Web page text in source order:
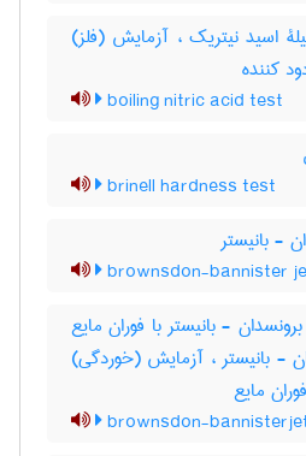
اسید نیتریک ، آزمایش (فلز)
کننده
boiling nitric acid test
brinell hardness test
- بانیستر
brownsdon-bannister
- بانیستر با فوران مایع
- بانیستر ، آزمایش (خوردگی)
مایع
brownsdon-